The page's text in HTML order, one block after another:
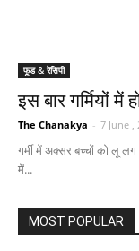
फूड & रेसिपी
इस बार गर्मियों
The Chanakya - 7 June ,
गर्मी में अक्सर बच्चों को लू
में...
MOST POPULAR